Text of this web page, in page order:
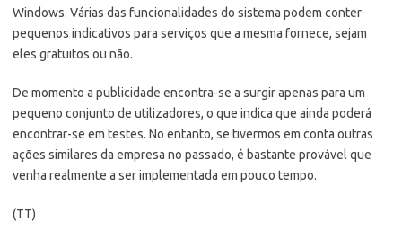
Windows. Várias das funcionalidades do sistema podem conter
pequenos indicativos para serviços que a mesma fornece, sejam
eles gratuitos ou não.
De momento a publicidade encontra-se a surgir apenas para um
pequeno conjunto de utilizadores, o que indica que ainda poderá
encontrar-se em testes. No entanto, se tivermos em conta outras
ações similares da empresa no passado, é bastante provável que
venha realmente a ser implementada em pouco tempo.
(TT)